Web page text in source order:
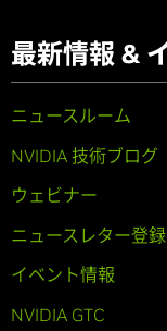
最新情報 &
ニュースルーム
NVIDIA 技術ブログ
ウェビナー
ニュースレター登録
イベント情報
NVIDIA GTC